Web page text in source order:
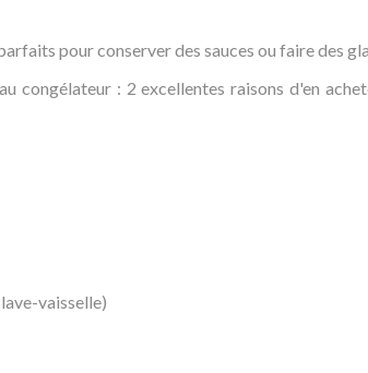
pour conserver des sauces ou faire des
congélateur : 2 excellentes raisons d'en
vaisselle)